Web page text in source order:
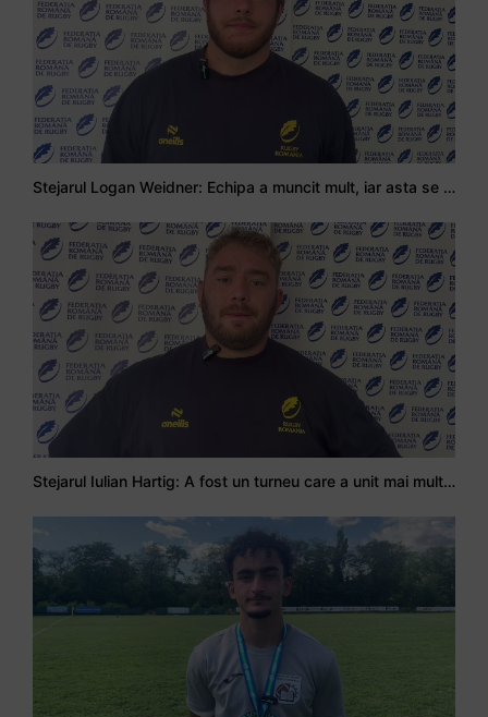
Stejarul Logan Weidner: Echipa a muncit mult, iar asta se va vedea în meciurile de la Nations Cup
Stejarul Iulian Hartig: A fost un turneu care a unit mai mult echipa